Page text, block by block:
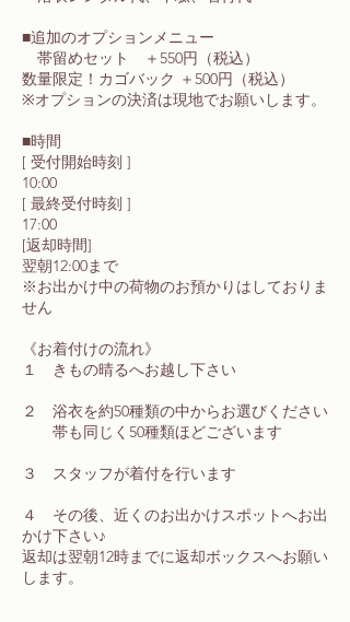
■追加のオプションメニュー
帯留めセット ＋550円（税込）
数量限定！カゴバック ＋500円（税込）
※オプションの決済は現地でお願いします。
■時間
[ 受付開始時刻 ]
10:00
[ 最終受付時刻 ]
17:00
[返却時間]
翌朝12:00まで
※お出かけ中の荷物のお預かりはしておりま
せん
《お着付けの流れ》
１ きもの晴るへお越し下さい
２ 浴衣を約50種類の中からお選びください
帯も同じく50種類ほどございます
３ スタッフが着付を行います
４ その後、近くのお出かけスポットへお出
かけ下さい♪
返却は翌朝12時までに返却ボックスへお願い
します。